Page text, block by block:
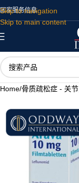
Skip to navigation
Skip to main content
国家服务信息
Home/骨质疏松症 - 关